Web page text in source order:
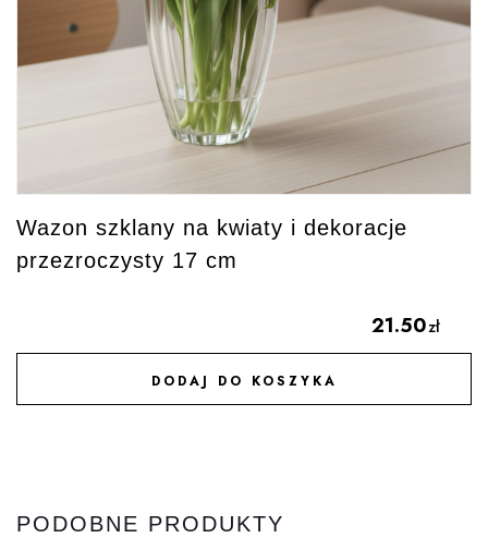
Wazon szklany na kwiaty i dekoracje
przezroczysty 17 cm
21.50zł
DODAJ DO KOSZYKA
DODAJ DO ULUBIONYCH
PODOBNE PRODUKTY